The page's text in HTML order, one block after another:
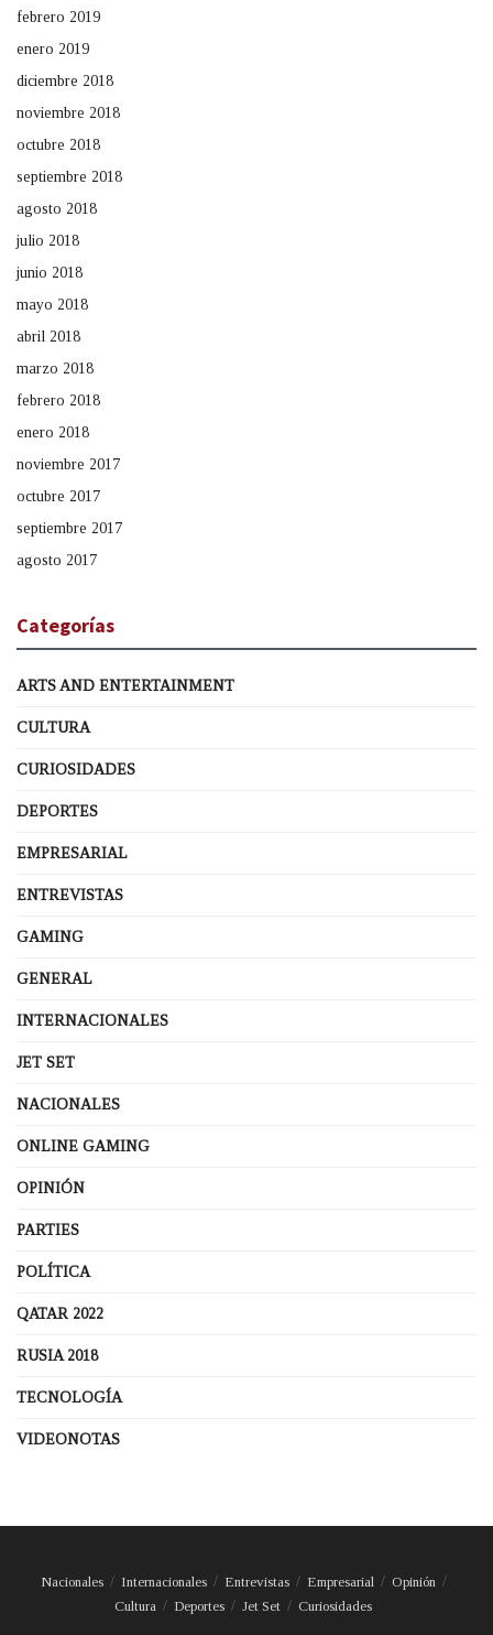
febrero 2019
enero 2019
diciembre 2018
noviembre 2018
octubre 2018
septiembre 2018
agosto 2018
julio 2018
junio 2018
mayo 2018
abril 2018
marzo 2018
febrero 2018
enero 2018
noviembre 2017
octubre 2017
septiembre 2017
agosto 2017
Categorías
ARTS AND ENTERTAINMENT
CULTURA
CURIOSIDADES
DEPORTES
EMPRESARIAL
ENTREVISTAS
GAMING
GENERAL
INTERNACIONALES
JET SET
NACIONALES
ONLINE GAMING
OPINIÓN
PARTIES
POLÍTICA
QATAR 2022
RUSIA 2018
TECNOLOGÍA
VIDEONOTAS
Nacionales Internacionales Entrevistas Empresarial
Opinión
Cultura
Deportes Jet Set Curiosidades